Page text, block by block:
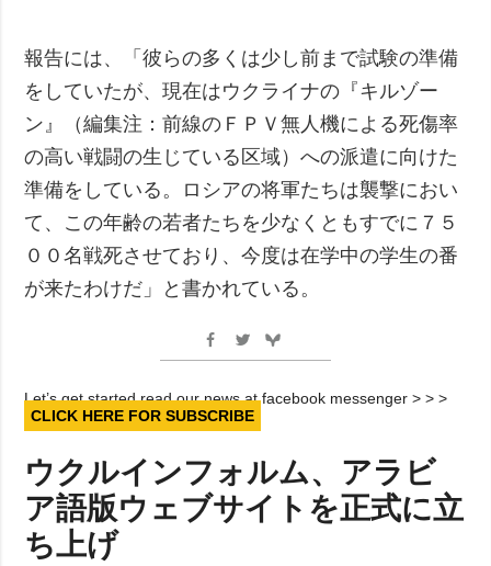
報告には、「彼らの多くは少し前まで試験の準備
をしていたが、現在はウクライナの『キルゾー
ン』（編集注：前線のＦＰＶ無人機による死傷率
の高い戦闘の生じている区域）への派遣に向けた
準備をしている。ロシアの将軍たちは襲撃におい
て、この年齢の若者たちを少なくともすでに７５
００名戦死させており、今度は在学中の学生の番
が来たわけだ」と書かれている。
Let’s get started read our news at facebook messenger > > >
CLICK HERE FOR SUBSCRIBE
ウクルインフォルム、アラビ
ア語版ウェブサイトを正式に立
ち上げ